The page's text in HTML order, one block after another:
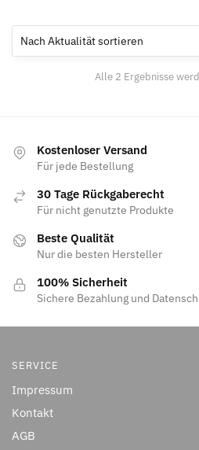
Alle 2 Ergebnisse
Kostenloser Versand
Für jede Bestellung
30 Tage Rückgaberecht
Für nicht genutzte Produkte
Beste Qualität
Nur die besten Hersteller
100% Sicherheit
Sichere Bezahlung und
SERVICE
Impressum
Kontakt
AGB